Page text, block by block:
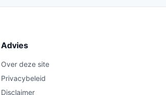
Advies
Over deze site
Privacybeleid
Disclaimer